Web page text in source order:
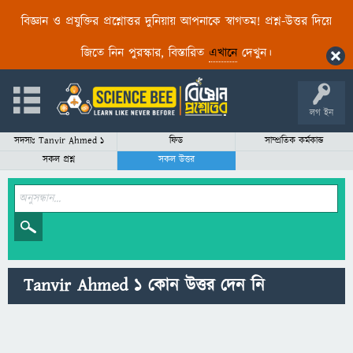
বিজ্ঞান ও প্রযুক্তির প্রশ্নোত্তর দুনিয়ায় আপনাকে স্বাগতম! প্রশ্ন-উত্তর দিয়ে
জিতে নিন পুরস্কার, বিস্তারিত এখানেদেখুন।
লগ ইন
সদস্যঃ Tanvir Ahmed 1 ফিড
সাম্প্রতিক কর্মকান্ড
সকল প্রশ্ন
সকল উত্তর
Tanvir Ahmed 1 কোন উত্তর দেন নি